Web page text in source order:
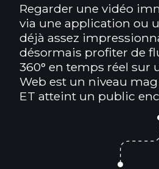
Regarder une vidéo
via une application ou
déjà assez
désormais profiter de
360° en temps réel sur
Web est un niveau
ET atteint un public